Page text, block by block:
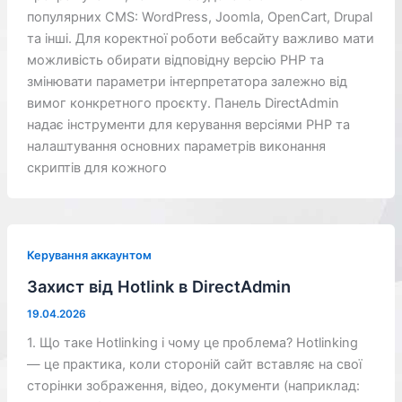
популярних CMS: WordPress, Joomla, OpenCart, Drupal
та інші. Для коректної роботи вебсайту важливо мати
можливість обирати відповідну версію PHP та
змінювати параметри інтерпретатора залежно від
вимог конкретного проєкту. Панель DirectAdmin
надає інструменти для керування версіями PHP та
налаштування основних параметрів виконання
скриптів для кожного
Керування аккаунтом
Захист від Hotlink в DirectAdmin
19.04.2026
1. Що таке Hotlinking і чому це проблема? Hotlinking
— це практика, коли стороній сайт вставляє на свої
сторінки зображення, відео, документи (наприклад: